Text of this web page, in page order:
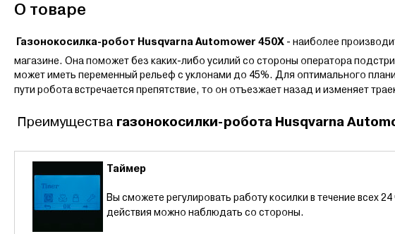
О товаре
Газонокосилка-робот Husqvarna Automower 450X - наиболее
магазине. Она поможет без каких-либо усилий со стороны оператора
может иметь переменный рельеф с уклонами до 45%. Для оптимального
пути робота встречается препятствие, то он отъезжает назад и изменяет
Преимущества газонокосилки-робота Husqvarna
Таймер
Вы сможете регулировать работу косилки в течение всех
действия можно наблюдать со стороны.